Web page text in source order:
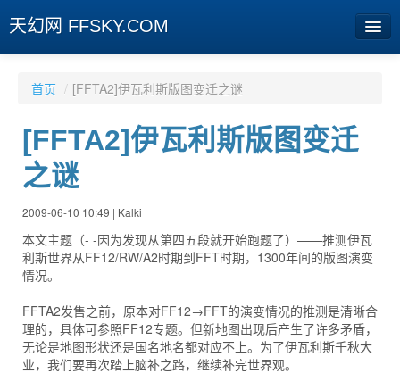
天幻网 FFSKY.COM
周边
娱乐
相册
旧版临时
首页 / [FFTA2]伊瓦利斯版图变迁之谜
[FFTA2]伊瓦利斯版图变迁
之谜
2009-06-10 10:49 | Kalki
本文主题（- -因为发现从第四五段就开始跑题了）——推测伊瓦
利斯世界从FF12/RW/A2时期到FFT时期，1300年间的版图演变
情况。
FFTA2发售之前，原本对FF12→FFT的演变情况的推测是清晰合
理的，具体可参照FF12专题。但新地图出现后产生了许多矛盾，
无论是地图形状还是国名地名都对应不上。为了伊瓦利斯千秋大
业，我们要再次踏上脑补之路，继续补完世界观。